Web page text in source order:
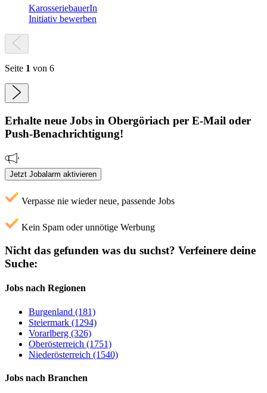
KarosseriebauerIn
Initiativ bewerben
Seite 1 von 6
Erhalte neue Jobs in Obergöriach per E-Mail oder
Push-Benachrichtigung!
Jetzt Jobalarm aktivieren
Verpasse nie wieder neue, passende Jobs
Kein Spam oder unnötige Werbung
Nicht das gefunden was du suchst? Verfeinere deine
Suche:
Jobs nach Regionen
Burgenland (181)
Steiermark (1294)
Vorarlberg (326)
Oberösterreich (1751)
Niederösterreich (1540)
Jobs nach Branchen